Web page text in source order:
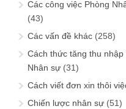
Các công việc Phòng
(43)
Các vấn đề khác (258)
Cách thức tăng thu nhập
Nhân sự (31)
Cách viết đơn xin thôi
Chiến lược nhân sự (51)